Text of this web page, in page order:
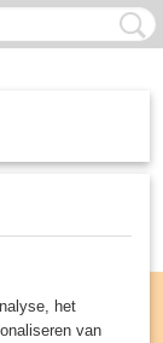
het
van